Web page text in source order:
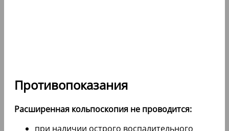
Противопоказания
Расширенная кольпоскопия не проводится:
при наличии острого воспалительного